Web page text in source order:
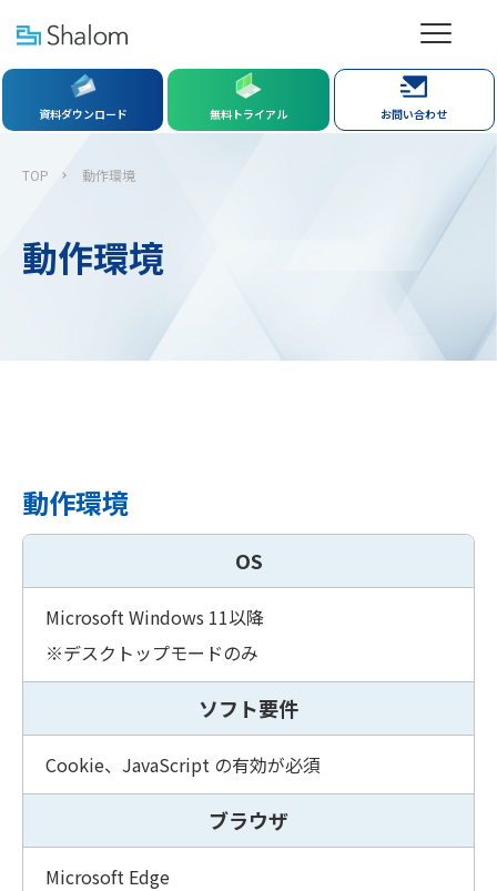
資料ダウンロード 無料トライアル お問い合わせ
TOP 動作環境
動作環境
動作環境
OS
Microsoft Windows 11以降
※デスクトップモードのみ
ソフト要件
Cookie、JavaScript の有効が必須
ブラウザ
Microsoft Edge